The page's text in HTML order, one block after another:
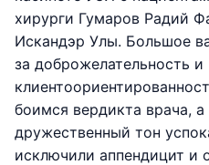
хирурги Гумаров Радий
Искандэр Улы. Большое
за доброжелательность и
боимся вердикта врача, а
дружественный тон
исключили аппендицит и